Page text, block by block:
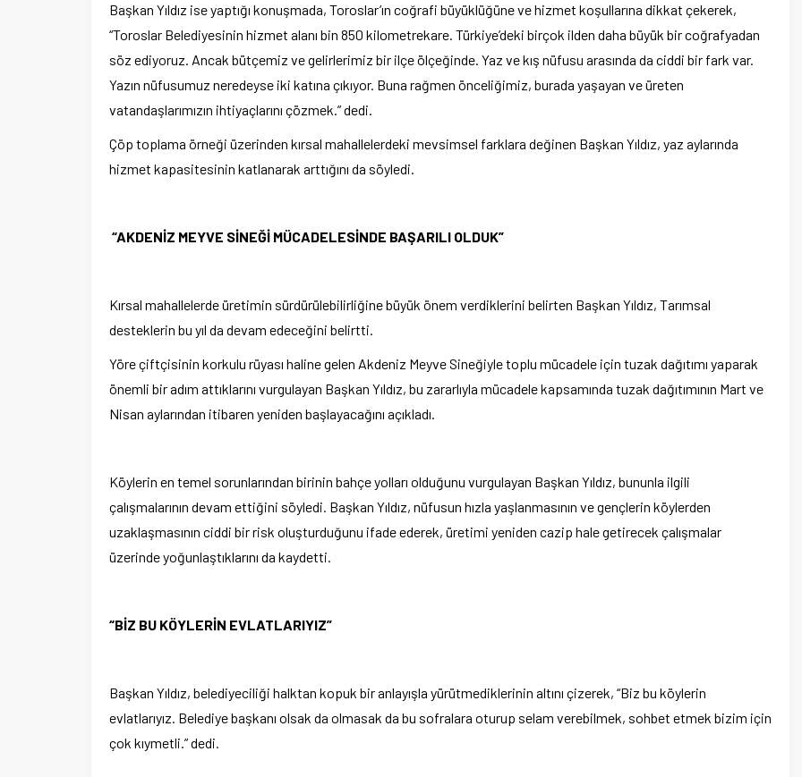
Başkan Yıldız ise yaptığı konuşmada, Toroslar’ın coğrafi büyüklüğüne ve hizmet koşullarına dikkat çekerek,
“Toroslar Belediyesinin hizmet alanı bin 850 kilometrekare. Türkiye’deki birçok ilden daha büyük bir coğrafyadan
söz ediyoruz. Ancak bütçemiz ve gelirlerimiz bir ilçe ölçeğinde. Yaz ve kış nüfusu arasında da ciddi bir fark var.
Yazın nüfusumuz neredeyse iki katına çıkıyor. Buna rağmen önceliğimiz, burada yaşayan ve üreten
vatandaşlarımızın ihtiyaçlarını çözmek.” dedi.
Çöp toplama örneği üzerinden kırsal mahallelerdeki mevsimsel farklara değinen Başkan Yıldız, yaz aylarında
hizmet kapasitesinin katlanarak arttığını da söyledi.
“AKDENİZ MEYVE SİNEĞİ MÜCADELESİNDE BAŞARILI OLDUK”
Kırsal mahallelerde üretimin sürdürülebilirliğine büyük önem verdiklerini belirten Başkan Yıldız, Tarımsal
desteklerin bu yıl da devam edeceğini belirtti.
Yöre çiftçisinin korkulu rüyası haline gelen Akdeniz Meyve Sineğiyle toplu mücadele için tuzak dağıtımı yaparak
önemli bir adım attıklarını vurgulayan Başkan Yıldız, bu zararlıyla mücadele kapsamında tuzak dağıtımının Mart ve
Nisan aylarından itibaren yeniden başlayacağını açıkladı.
Köylerin en temel sorunlarından birinin bahçe yolları olduğunu vurgulayan Başkan Yıldız, bununla ilgili
çalışmalarının devam ettiğini söyledi. Başkan Yıldız, nüfusun hızla yaşlanmasının ve gençlerin köylerden
uzaklaşmasının ciddi bir risk oluşturduğunu ifade ederek, üretimi yeniden cazip hale getirecek çalışmalar
üzerinde yoğunlaştıklarını da kaydetti.
“BİZ BU KÖYLERİN EVLATLARIYIZ”
Başkan Yıldız, belediyeciliği halktan kopuk bir anlayışla yürütmediklerinin altını çizerek, “Biz bu köylerin
evlatlarıyız. Belediye başkanı olsak da olmasak da bu sofralara oturup selam verebilmek, sohbet etmek bizim için
çok kıymetli.” dedi.